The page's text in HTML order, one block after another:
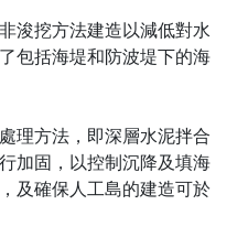
浚挖方法建造以減低對水
包括海堤和防波堤下的海
理方法，即深層水泥拌合
加固，以控制沉降及填海
及確保人工島的建造可於